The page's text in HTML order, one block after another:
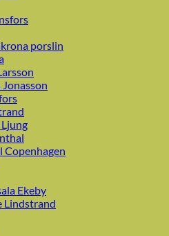
porslin
Ljung
Copenhagen
Ekeby
Lindstrand